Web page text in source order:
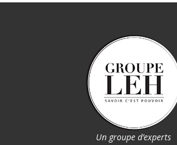
Un groupe d’experts